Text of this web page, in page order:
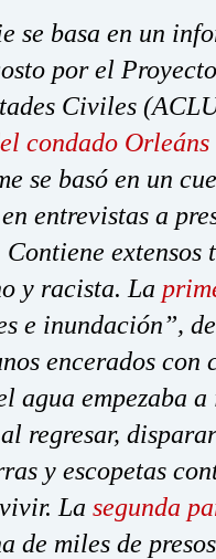
se basa en un
por el
Civiles
condado
se basó en un
entrevistas a
extensos
y racista. La
e inundación”,
encerados
agua empezaba
regresar,
y escopetas
La segunda
de miles de